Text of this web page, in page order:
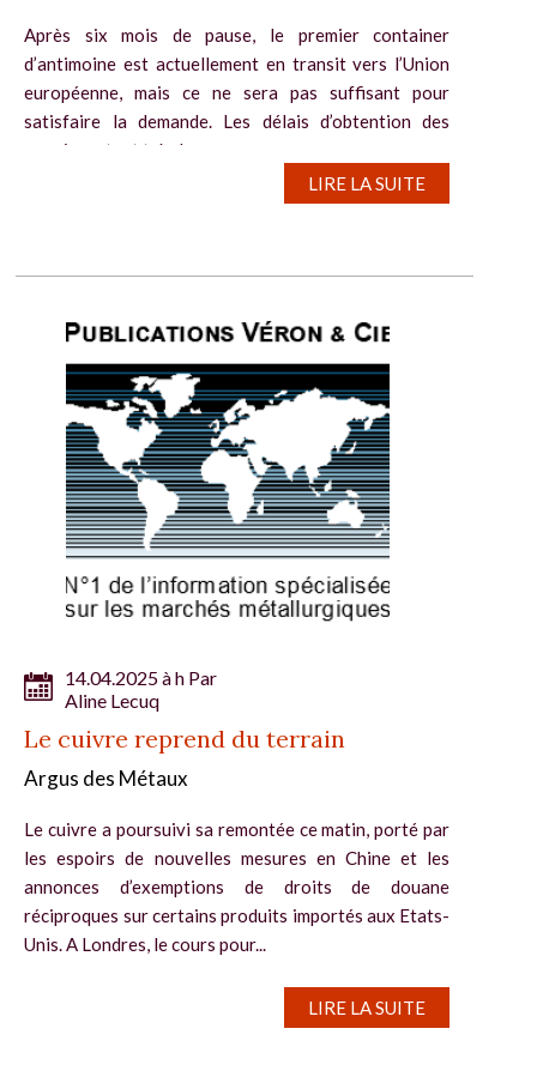
Après six mois de pause, le premier container
d’antimoine est actuellement en transit vers l’Union
européenne, mais ce ne sera pas suffisant pour
satisfaire la demande. Les délais d’obtention des
permis restent très longs....
LIRE LA SUITE
14.04.2025 à h Par
Aline Lecuq
Le cuivre reprend du terrain
Argus des Métaux
Le cuivre a poursuivi sa remontée ce matin, porté par
les espoirs de nouvelles mesures en Chine et les
annonces d’exemptions de droits de douane
réciproques sur certains produits importés aux Etats-
Unis. A Londres, le cours pour...
LIRE LA SUITE